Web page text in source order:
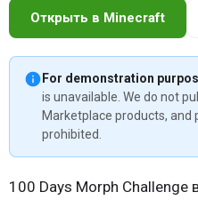
Открыть в Minecraft
For demonstration
is unavailable. We do not
Marketplace products,
prohibited.
100 Days Morph